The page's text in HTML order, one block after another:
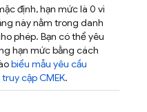
định, hạn mức là 0 vì
này nằm trong danh
phép. Bạn có thể yêu
hạn mức bằng cách
biểu mẫu yêu cầu
cập CMEK.